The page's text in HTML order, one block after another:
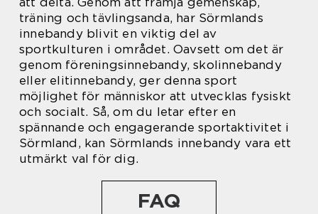
träning och tävlingsanda, har Sörmlands
innebandy blivit en viktig del av
sportkulturen i området. Oavsett om det är
genom föreningsinnebandy, skolinnebandy
eller elitinnebandy, ger denna sport
möjlighet för människor att utvecklas fysiskt
och socialt. Så, om du letar efter en
spännande och engagerande sportaktivitet i
Sörmland, kan Sörmlands innebandy vara ett
utmärkt val för dig.
FAQ